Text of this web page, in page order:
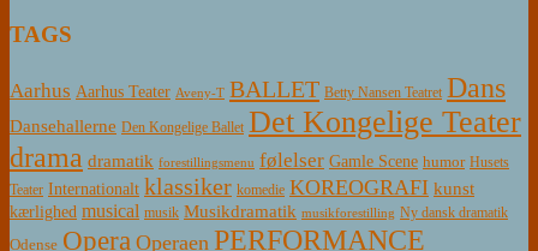
TAGS
Aarhus Aarhus Teater Aveny-T BALLET Betty Nansen Teatret Dans
Dansehallerne Den Kongelige Ballet Det Kongelige Teater
drama dramatik forestillingsmenu følelser Gamle Scene humor Husets
Teater Internationalt klassiker komedie KOREOGRAFI kunst
kærlighed musical musik Musikdramatik musikforestilling Ny dansk dramatik
Odense Opera Operaen PERFORMANCE